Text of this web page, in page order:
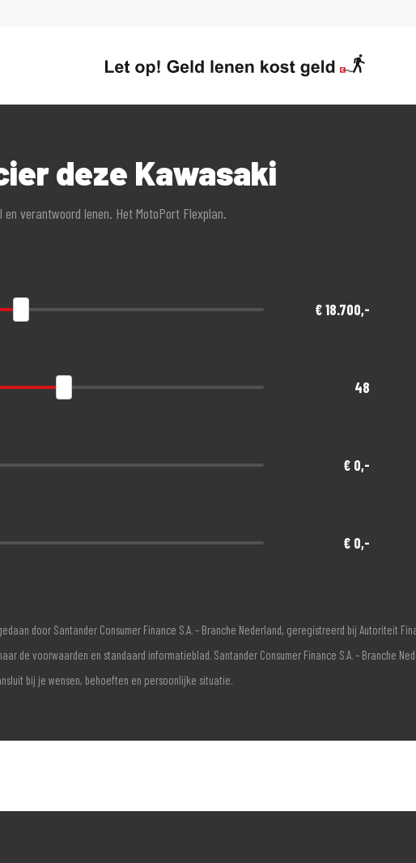
deze Kawasaki
en verantwoord lenen. Het MotoPort Flexplan.
€ 18.700,-
48
€ 0,-
€ 0,-
door Santander Consumer Finance S.A. – Branche Nederland, geregistreerd bij Autoriteit
de voorwaarden en standaard informatieblad. Santander Consumer Finance S.A. – Branche
bij je wensen, behoeften en persoonlijke situatie.